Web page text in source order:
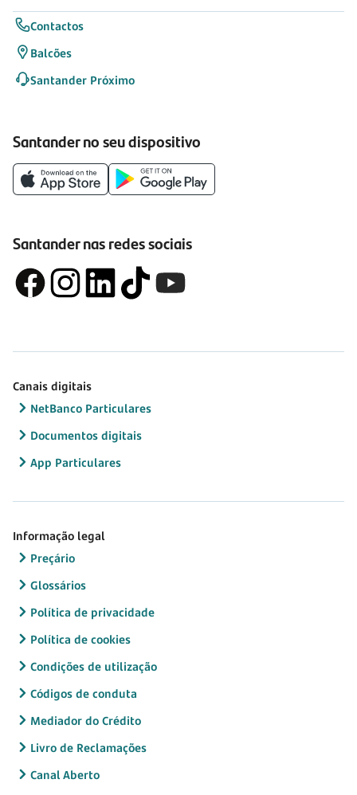
Contactos
Balcões
Santander Próximo
Santander no seu dispositivo
Santander nas redes sociais
Canais digitais
NetBanco Particulares
Documentos digitais
App Particulares
Informação legal
Preçário
Glossários
Política de privacidade
Política de cookies
Condições de utilização
Códigos de conduta
Mediador do Crédito
Livro de Reclamações
Canal Aberto